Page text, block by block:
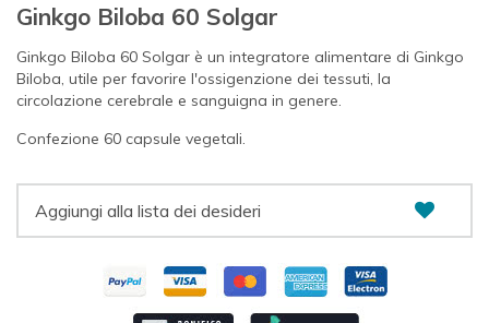
Ginkgo Biloba 60 Solgar
Ginkgo Biloba 60 Solgar è un integratore alimentare di Ginkgo
Biloba, utile per favorire l'ossigenzione dei tessuti, la
circolazione cerebrale e sanguigna in genere.
Confezione 60 capsule vegetali.
Aggiungi alla lista dei desideri